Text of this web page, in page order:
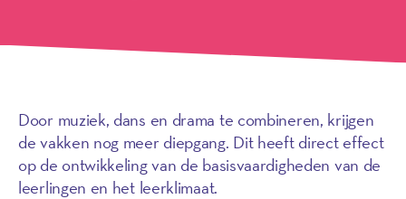
Door muziek, dans en drama te combineren, krijgen
de vakken nog meer diepgang. Dit heeft direct effect
op de ontwikkeling van de basisvaardigheden van de
leerlingen en het leerklimaat.